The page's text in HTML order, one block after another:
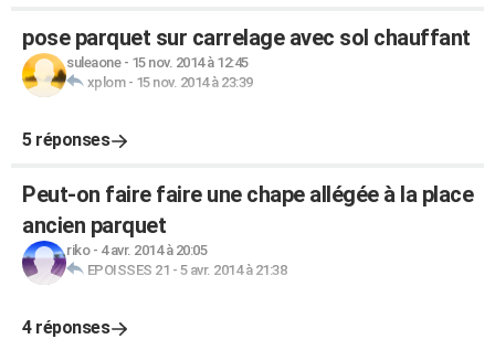
pose parquet sur carrelage avec sol chauffant
suleaone- 15 nov. 2014 à 12:45
xplom- 15 nov. 2014 à 23:39
5 réponses
Peut-on faire faire une chape allégée à la place
ancien parquet
riko- 4 avr. 2014 à 20:05
EPOISSES 21 - 5 avr. 2014 à 21:38
4 réponses